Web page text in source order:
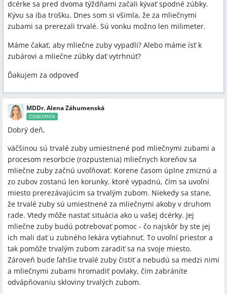
dcérke sa pred dvoma týždňami začali kývať spodné zúbky.
Kývu sa iba trošku. Dnes som si všimla, že za mliečnymi
zubami sa prerezali trvalé. Sú vonku možno len milimeter.
Máme čakať, aby mliečne zuby vypadli? Alebo máme ísť k
zubárovi a mliečne zúbky dať vytrhnúť?
Ďakujem za odpoveď
MDDr. Alena Záhumenská
ODBORNÍK
Dobrý deň,
väčšinou sú trvalé zuby umiestnené pod mliečnymi zubami a
procesom resorbcie (rozpustenia) mliečnych koreňov sa
mliečne zuby začnú uvoľňovať. Korene časom úplne zmiznú a
zo zubov zostanú len korunky, ktoré vypadnú, čím sa uvoľní
miesto prerezávajúcim sa trvalým zubom. Niekedy sa stane,
že trvalé zuby sú umiestnené za mliečnymi akoby v druhom
rade. Vtedy môže nastať situácia ako u vašej dcérky. Jej
mliečne zuby budú potrebovať pomoc - čo najskôr by ste jej
ich mali dať u zubného lekára vytiahnuť. To uvoľní priestor a
tak pomôže trvalým zubom zaradiť sa na svoje miesto.
Zároveň bude ľahšie trvalé zuby čistiť a nebudú sa medzi nimi
a mliečnymi zubami hromadiť povlaky, čím zabránite
odvápňovaniu skloviny trvalých zubom.